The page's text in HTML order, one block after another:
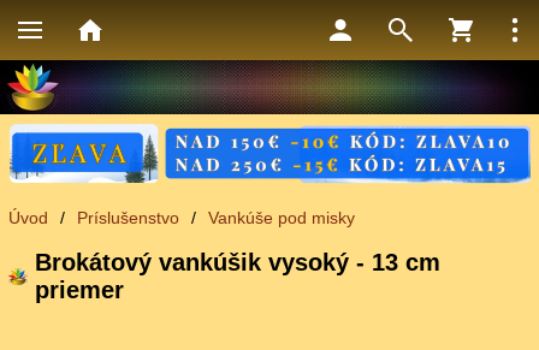
Úvod / Príslušenstvo / Vankúše pod misky
Brokátový vankúšik vysoký - 13 cm
priemer